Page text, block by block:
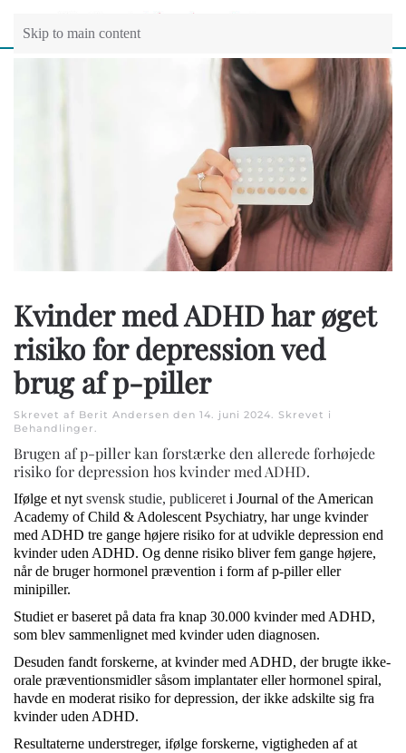
Skip to main content
Kvinder med ADHD har øget
risiko for depression ved
brug af p-piller
Skrevet af Berit Andersen den 14. juni 2024. Skrevet i
Behandlinger.
Brugen af p-piller kan forstærke den allerede forhøjede
risiko for depression hos kvinder med ADHD.
Ifølge et nyt svensk studie, publiceret i Journal of the American
Academy of Child & Adolescent Psychiatry, har unge kvinder
med ADHD tre gange højere risiko for at udvikle depression end
kvinder uden ADHD. Og denne risiko bliver fem gange højere,
når de bruger hormonel prævention i form af p-piller eller
minipiller.
Studiet er baseret på data fra knap 30.000 kvinder med ADHD,
som blev sammenlignet med kvinder uden diagnosen.
Desuden fandt forskerne, at kvinder med ADHD, der brugte ikke-
orale præventionsmidler såsom implantater eller hormonel spiral,
havde en moderat risiko for depression, der ikke adskilte sig fra
kvinder uden ADHD.
Resultaterne understreger, ifølge forskerne, vigtigheden af at